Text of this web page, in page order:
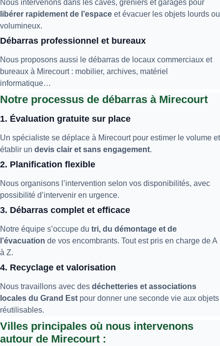
Nous intervenons dans les caves, greniers et garages pour
libérer rapidement de l’espace et évacuer les objets lourds ou
volumineux.
Débarras professionnel et bureaux
Nous proposons aussi le débarras de locaux commerciaux et
bureaux à Mirecourt : mobilier, archives, matériel
informatique…
Notre processus de débarras à Mirecourt
1. Évaluation gratuite sur place
Un spécialiste se déplace à Mirecourt pour estimer le volume et
établir un devis clair et sans engagement.
2. Planification flexible
Nous organisons l’intervention selon vos disponibilités, avec
possibilité d’intervenir en urgence.
3. Débarras complet et efficace
Notre équipe s’occupe du tri, du démontage et de
l’évacuation de vos encombrants. Tout est pris en charge de A
à Z.
4. Recyclage et valorisation
Nous travaillons avec des déchetteries et associations
locales du Grand Est pour donner une seconde vie aux objets
réutilisables.
Villes principales où nous intervenons
autour de Mirecourt :